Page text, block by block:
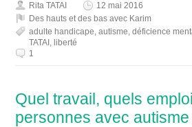
Rita TATAI
12 mai 2016
Des hauts et des bas avec Karim
adulte handicape,autisme,déficience
TATAI , liberté
1
Quel travail, quels
personnes avec autisme